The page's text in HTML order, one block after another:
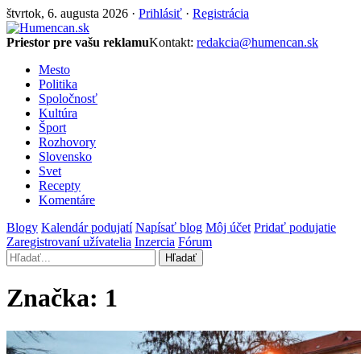
štvrtok, 6. augusta 2026 · Prihlásiť · Registrácia
Priestor pre vašu reklamuKontakt: redakcia@humencan.sk
Mesto
Politika
Spoločnosť
Kultúra
Šport
Rozhovory
Slovensko
Svet
Recepty
Komentáre
Blogy Kalendár podujatí Napísať blog Môj účet Pridať podujatie
Zaregistrovaní užívatelia Inzercia Fórum
Hľadať
Značka: 1